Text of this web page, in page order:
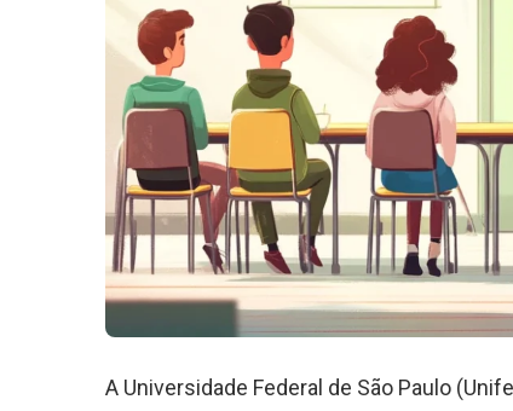
A Universidade Federal de São Paulo